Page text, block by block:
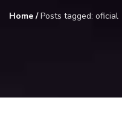
Home /Posts tagged: oficial